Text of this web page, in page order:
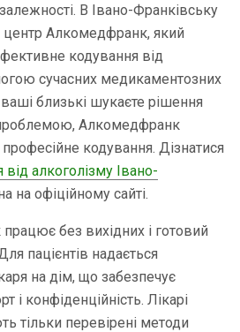
В Івано-Франківську
центр Алкомедфранк, який
кодування від
сучасних медикаментозних
близькі шукаєте рішення
Алкомедфранк
кодування. Дізнатися
від алкоголізму Івано-
на офіційному сайті.
без вихідних і готовий
пацієнтів надається
на дім, що забезпечує
конфіденційність. Лікарі
тільки перевірені методи